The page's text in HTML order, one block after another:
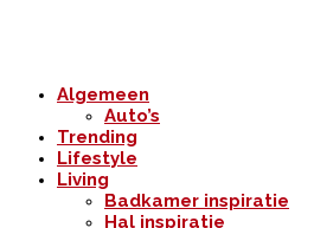
Algemeen
Auto’s
Trending
Lifestyle
Living
Badkamer inspiratie
Hal inspiratie